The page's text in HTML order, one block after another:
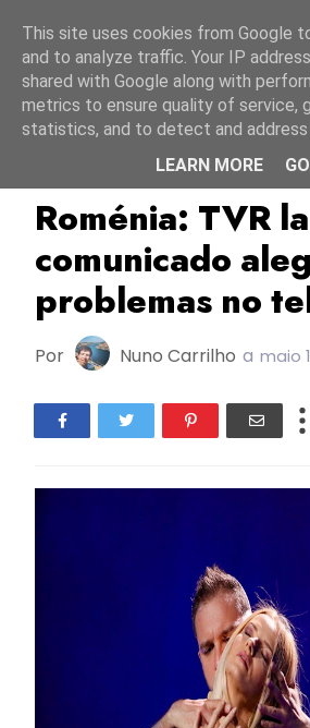
Roménia The
Roménia: TVR
comunicado
problemas no
Por Nuno Carrilho a maio
This site uses cookies from Google
and to analyze traffic. Your IP
shared with Google along with
metrics to ensure quality of service,
statistics, and to detect and address
LEARN MORE